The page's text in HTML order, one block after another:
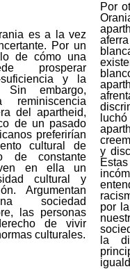
es a la vez
Por un
de cómo una
prosperar
y la
Sin embargo,
del apartheid,
de un pasado
preferirían
cultural de
de constante
en ella un
cultural y
Argumentan
sociedad
las personas
de vivir
culturales.
Por
y
por
la